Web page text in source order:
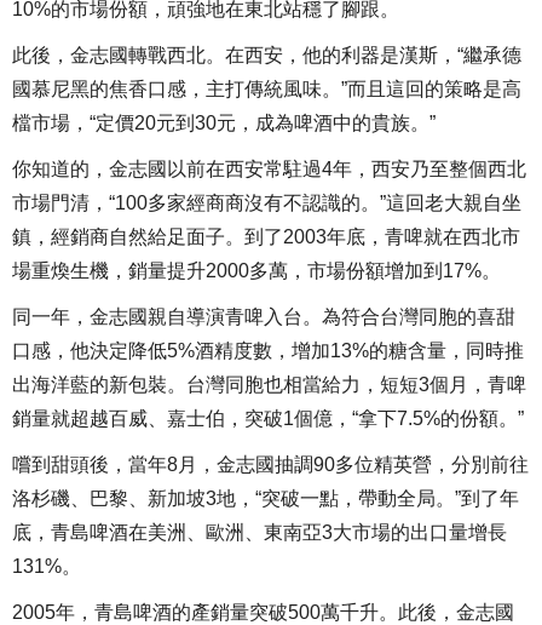
10%的市場份額，頑強地在東北站穩了腳跟。
此後，金志國轉戰西北。在西安，他的利器是漢斯，“繼承德
國慕尼黑的焦香口感，主打傳統風味。”而且這回的策略是高
檔市場，“定價20元到30元，成為啤酒中的貴族。”
你知道的，金志國以前在西安常駐過4年，西安乃至整個西北
市場門清，“100多家經商商沒有不認識的。”這回老大親自坐
鎮，經銷商自然給足面子。到了2003年底，青啤就在西北市
場重煥生機，銷量提升2000多萬，市場份額增加到17%。
同一年，金志國親自導演青啤入台。為符合台灣同胞的喜甜
口感，他決定降低5%酒精度數，增加13%的糖含量，同時推
出海洋藍的新包裝。台灣同胞也相當給力，短短3個月，青啤
銷量就超越百威、嘉士伯，突破1個億，“拿下7.5%的份額。”
嚐到甜頭後，當年8月，金志國抽調90多位精英營，分別前往
洛杉磯、巴黎、新加坡3地，“突破一點，帶動全局。”到了年
底，青島啤酒在美洲、歐洲、東南亞3大市場的出口量增長
131%。
2005年，青島啤酒的產銷量突破500萬千升。此後，金志國